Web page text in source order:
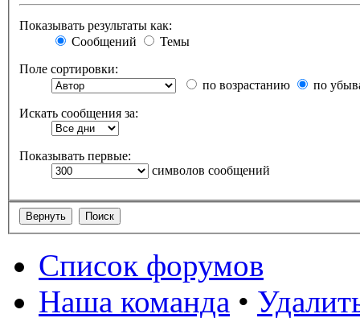
Показывать результаты как:
Сообщений
Темы
Поле сортировки:
по возрастанию
по
Искать сообщения за:
Показывать первые:
символов сообщений
Список форумов
Наша команда •